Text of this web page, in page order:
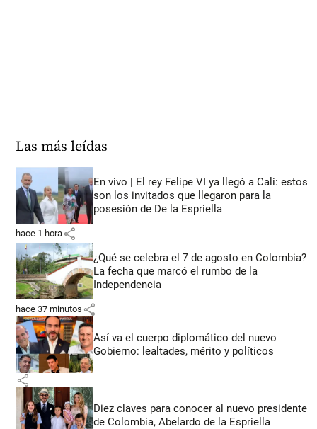
Las más leídas
En vivo | El rey Felipe VI ya llegó a Cali: estos
son los invitados que llegaron para la
posesión de De la Espriella
hace 1 hora share
¿Qué se celebra el 7 de agosto en Colombia?
La fecha que marcó el rumbo de la
Independencia
hace 37 minutos share
Así va el cuerpo diplomático del nuevo
Gobierno: lealtades, mérito y políticos
share
Diez claves para conocer al nuevo presidente
de Colombia, Abelardo de la Espriella